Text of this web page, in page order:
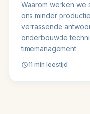
Waarom werken we
ons minder
verrassende
onderbouwde
timemanagement.
11 min leestijd